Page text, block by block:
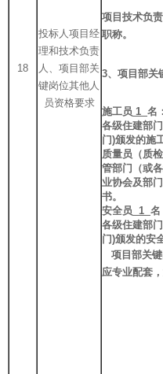
18
投标人项目经
理和技术负责
人、项目部关
键岗位其他人
员资格要求
项目技术负
职称。
3、项目部关
施工员 1 名
各级住建部
门)颁发的施
质量员（质检
管部门（或
业协会及部
书。
安全员 1 名
各级住建部
门)颁发的安
项目部关
应专业配套